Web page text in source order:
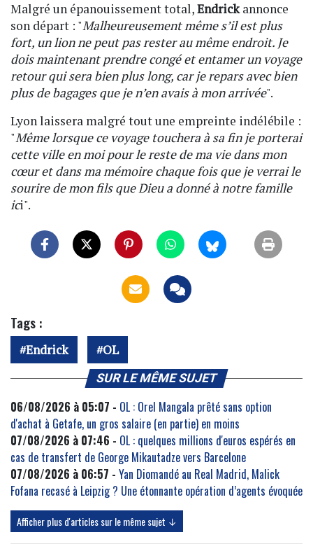
Malgré un épanouissement total,Endrickannonce
son départ : "Malheureusement même s’il est plus
fort, un lion ne peut pas rester au même endroit. Je
dois maintenant prendre congé et entamer un voyage
retour qui sera bien plus long, car je repars avec bien
plus de bagages que je n’en avais à mon arrivée".
Lyon laissera malgré tout une empreinte indélébile :
"Même lorsque ce voyage touchera à sa fin je porterai
cette ville en moi pour le reste de ma vie dans mon
cœur et dans ma mémoire chaque fois que je verrai le
sourire de mon fils que Dieu a donné à notre famille
ici".
Tags :
Endrick OL
SUR LE MÊME SUJET
06/08/2026 à 05:07 - OL : Orel Mangala prêté sans option
d'achat à Getafe, un gros salaire (en partie) en moins
07/08/2026 à 07:46 - OL : quelques millions d'euros espérés en
cas de transfert de George Mikautadze vers Barcelone
07/08/2026 à 06:57 - Yan Diomandé au Real Madrid, Malick
Fofana recasé à Leipzig ? Une étonnante opération d’agents évoquée
Afficher plus d'articles sur le même sujet ↓